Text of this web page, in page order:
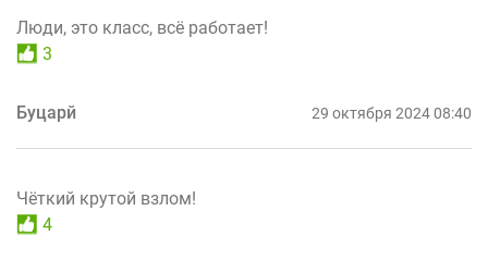
Люди, это класс, всё работает!
3
Буцарй 29 октября 2024 08:40
Чёткий крутой взлом!
4